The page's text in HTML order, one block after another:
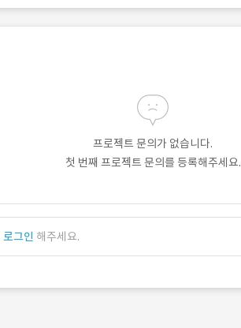
프로젝트 문의가 없습니다.
첫 번째 프로젝트 문의를 등록해주세요.
로그인 해주세요.